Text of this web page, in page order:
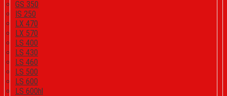
GS 350
IS 250
LX 470
LX 570
LS 400
LS 430
LS 460
LS 500
LS 600
LS 600hl